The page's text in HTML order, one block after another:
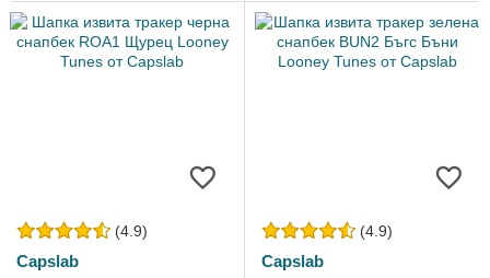
(4.9)
Capslab
(4.9)
Capslab